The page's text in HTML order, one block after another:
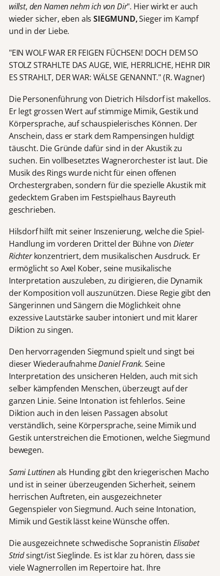
willst, den Namen nehm ich von Dir". Hier wirkt er auch
wieder sicher, eben alsSIEGMUND,Sieger im Kampf
und in der Liebe.
"EIN WOLF WAR ER FEIGEN FÜCHSEN! DOCH DEM SO
STOLZ STRAHLTE DAS AUGE, WIE, HERRLICHE, HEHR DIR
ES STRAHLT, DER WAR: WÄLSE GENANNT." (R. Wagner)
Die Personenführung von Dietrich Hilsdorf ist makellos.
Er legt grossen Wert auf stimmige Mimik, Gestik und
Körpersprache, auf schauspielerisches Können. Der
Anschein, dass er stark dem Rampensingen huldigt
täuscht. Die Gründe dafür sind in der Akustik zu
suchen. Ein vollbesetztes Wagnerorchester ist laut. Die
Musik des Rings wurde nicht für einen offenen
Orchestergraben, sondern für die spezielle Akustik mit
gedecktem Graben im Festspielhaus Bayreuth
geschrieben.
Hilsdorf hilft mit seiner Inszenierung, welche die Spiel-
Handlung im vorderen Drittel der Bühne vonDieter
Richterkonzentriert, dem musikalischen Ausdruck. Er
ermöglicht so Axel Kober, seine musikalische
Interpretation auszuleben, zu dirigieren, die Dynamik
der Komposition voll auszunützen. Diese Regie gibt den
Sängerinnen und Sängern die Möglichkeit ohne
exzessive Lautstärke sauber intoniert und mit klarer
Diktion zu singen.
Den hervorragenden Siegmund spielt und singt bei
dieser WiederaufnahmeDaniel Frank. Seine
Interpretation des unsicheren Helden, auch mit sich
selber kämpfenden Menschen, überzeugt auf der
ganzen Linie. Seine Intonation ist fehlerlos. Seine
Diktion auch in den leisen Passagen absolut
verständlich, seine Körpersprache, seine Mimik und
Gestik unterstreichen die Emotionen, welche Siegmund
bewegen.
Sami Luttinenals Hunding gibt den kriegerischen Macho
und ist in seiner überzeugenden Sicherheit, seinem
herrischen Auftreten, ein ausgezeichneter
Gegenspieler von Siegmund. Auch seine Intonation,
Mimik und Gestik lässt keine Wünsche offen.
Die ausgezeichnete schwedische SopranistinElisabet
Stridsingt/ist Sieglinde. Es ist klar zu hören, dass sie
viele Wagnerrollen im Repertoire hat. Ihre